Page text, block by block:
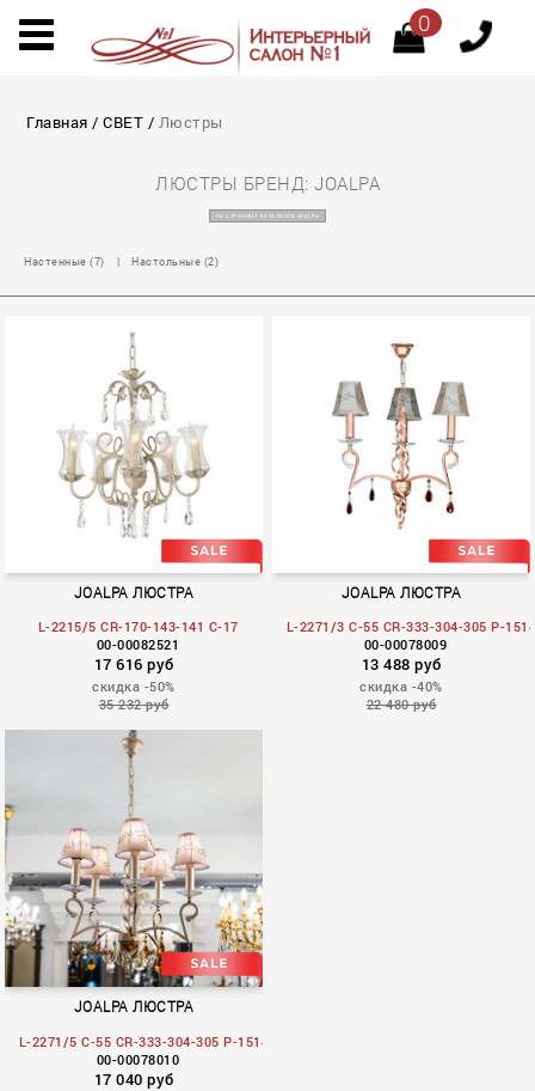
0
Главная /СВЕТ / Люстры
ЛЮСТРЫ БРЕНД: JOALPA
НА СТРАНИЦУ КАТАЛОГОВ JOALPA
Настенные (7) | Настольные (2)
Vernisa
JOALPA ЛЮСТРА
L-2215/5 CR-170-143-141 C-17
00-00082521
17 616 руб
скидка -50%
35 232 руб
JOALPA ЛЮСТРА
L-2271/3 C-55 CR-333-304-305 P-
00-00078009
13 488 руб
скидка -40%
22 480 руб
JOALPA ЛЮСТРА
L-2271/5 C-55 CR-333-304-305 P-1514
00-00078010
17 040 руб